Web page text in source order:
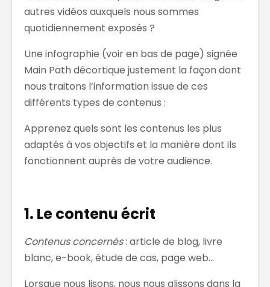
autres vidéos auxquels nous sommes
quotidiennement exposés ?
Une infographie (voir en bas de page) signée
Main Path décortique justement la façon dont
nous traitons l’information issue de ces
différents types de contenus :
Apprenez quels sont les contenus les plus
adaptés à vos objectifs et la manière dont ils
fonctionnent auprès de votre audience.
1. Le contenu écrit
Contenus concernés: article de blog, livre
blanc, e-book, étude de cas, page web…
Lorsque nous lisons, nous nous glissons dans la